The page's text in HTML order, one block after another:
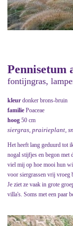
Pennisetum
fontijngras,
kleur donker brons-bruin
familie Poaceae
hoog 50 cm
siergras, prairieplant,
Het heeft lang geduurd tot
nogal stijfjes en begon met
viel mij op hoe mooi hun
voor siergrassen vrij vroeg
Je ziet ze vaak in grote
villa's. Soms met een paar